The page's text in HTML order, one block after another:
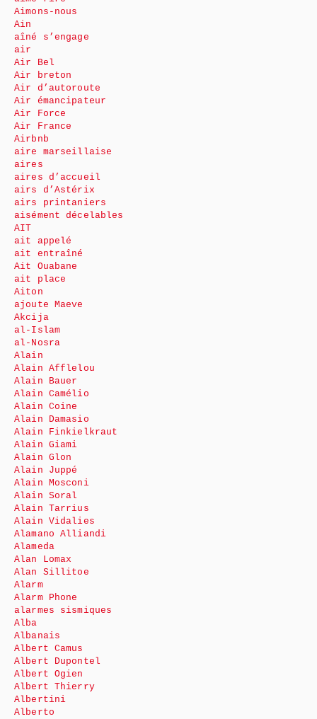
Aimons-nous
Ain
aîné s’engage
air
Air Bel
Air breton
Air d’autoroute
Air émancipateur
Air Force
Air France
Airbnb
aire marseillaise
aires
aires d’accueil
airs d’Astérix
airs printaniers
aisément décelables
AIT
ait appelé
ait entraîné
Ait Ouabane
ait place
Aiton
ajoute Maeve
Akcija
al-Islam
al-Nosra
Alain
Alain Afflelou
Alain Bauer
Alain Camélio
Alain Coine
Alain Damasio
Alain Finkielkraut
Alain Giami
Alain Glon
Alain Juppé
Alain Mosconi
Alain Soral
Alain Tarrius
Alain Vidalies
Alamano Alliandi
Alameda
Alan Lomax
Alan Sillitoe
Alarm
Alarm Phone
alarmes sismiques
Alba
Albanais
Albert Camus
Albert Dupontel
Albert Ogien
Albert Thierry
Albertini
Alberto